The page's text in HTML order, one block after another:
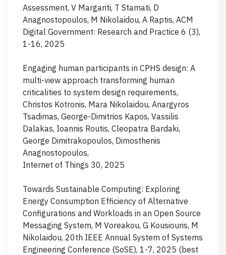
Assessment, V Margariti, T Stamati, D
Anagnostopoulos, M Nikolaidou, A Raptis, ACM
Digital Government: Research and Practice 6 (3),
1-16, 2025
Engaging human participants in CPHS design: A
multi-view approach transforming human
criticalities to system design requirements,
Christos Kotronis, Mara Nikolaidou, Anargyros
Tsadimas, George-Dimitrios Kapos, Vassilis
Dalakas, Ioannis Routis, Cleopatra Bardaki,
George Dimitrakopoulos, Dimosthenis
Anagnostopoulos,
Internet of Things 30, 2025
Towards Sustainable Computing: Exploring
Energy Consumption Efficiency of Alternative
Configurations and Workloads in an Open Source
Messaging System, M Voreakou, G Kousiouris, M
Nikolaidou, 20th ΙΕΕΕ Annual System of Systems
Engineering Conference (SoSE), 1-7, 2025 (best